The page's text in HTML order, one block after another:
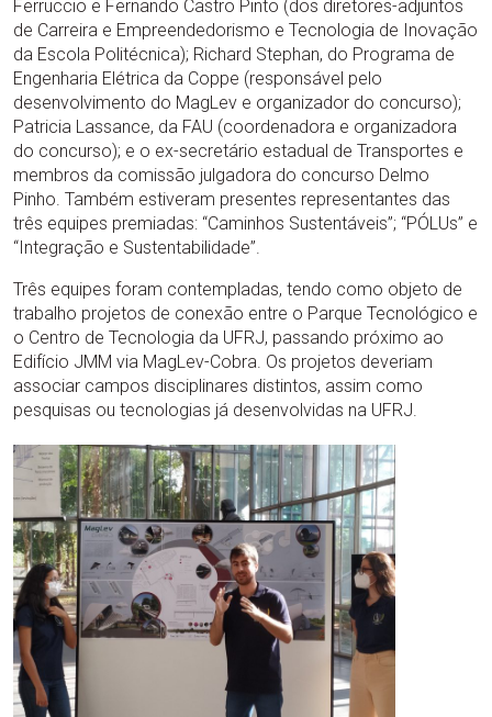
Ferruccio e Fernando Castro Pinto (dos diretores-adjuntos
de Carreira e Empreendedorismo e Tecnologia de Inovação
da Escola Politécnica); Richard Stephan, do Programa de
Engenharia Elétrica da Coppe (responsável pelo
desenvolvimento do MagLev e organizador do concurso);
Patricia Lassance, da FAU (coordenadora e organizadora
do concurso); e o ex-secretário estadual de Transportes e
membros da comissão julgadora do concurso Delmo
Pinho. Também estiveram presentes representantes das
três equipes premiadas: “Caminhos Sustentáveis”; “PÓLUs” e
“Integração e Sustentabilidade”.
Três equipes foram contempladas, tendo como objeto de
trabalho projetos de conexão entre o Parque Tecnológico e
o Centro de Tecnologia da UFRJ, passando próximo ao
Edifício JMM via MagLev-Cobra. Os projetos deveriam
associar campos disciplinares distintos, assim como
pesquisas ou tecnologias já desenvolvidas na UFRJ.